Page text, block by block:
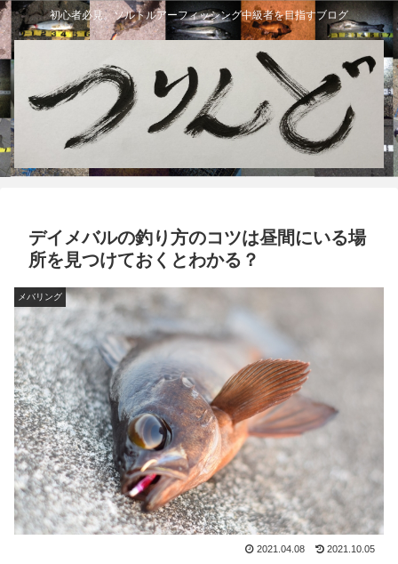
初心者必見。ソルトルアーフィッシング中級者を目指すブログ
デイメバルの釣り方のコツは昼間にいる場
所を見つけておくとわかる？
メバリング
2021.04.08 2021.10.05